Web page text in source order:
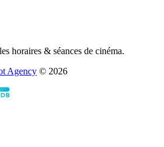
horaires & séances de cinéma.
Agency © 2026